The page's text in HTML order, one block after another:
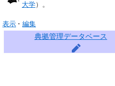
大学）。
表示
編集
典拠管理データベース